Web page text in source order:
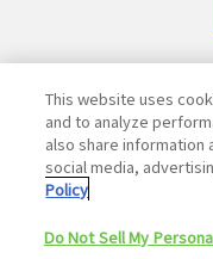
Copyright © 1997-2025
採用活動にお
This website uses
and to analyze
also share information
social media,
Policy
Do Not Sell My